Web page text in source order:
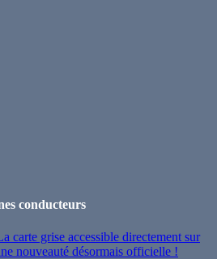
conducteurs
carte grise accessible directement sur
nouveauté désormais officielle !